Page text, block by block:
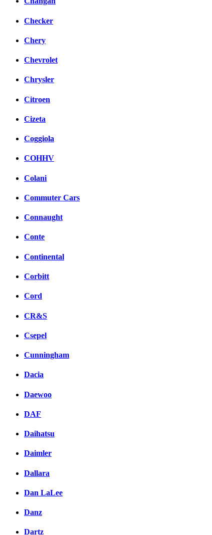
Checker
Chery
Chevrolet
Chrysler
Citroen
Cizeta
Coggiola
COHHV
Colani
Commuter Cars
Connaught
Conte
Continental
Corbitt
Cord
CR&S
Csepel
Cunningham
Dacia
Daewoo
DAF
Daihatsu
Daimler
Dallara
Dan LaLee
Danz
Dartz